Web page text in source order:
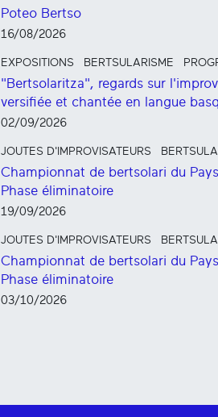
Poteo Bertso
16/08/2026
EXPOSITIONS BERTSULARISME
"Bertsolaritza", regards sur
versifiée et chantée en langue
02/09/2026
JOUTES D'IMPROVISATEURS
Championnat de bertsolari du
Phase éliminatoire
19/09/2026
JOUTES D'IMPROVISATEURS
Championnat de bertsolari du
Phase éliminatoire
03/10/2026